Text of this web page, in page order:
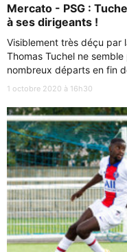
Mercato - PSG :
à ses dirigeants !
Visiblement très déçu par
Thomas Tuchel ne
nombreux départs en fin
1 octobre 2020 à 16h30